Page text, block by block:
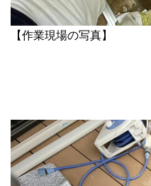
【作業現場の写真】